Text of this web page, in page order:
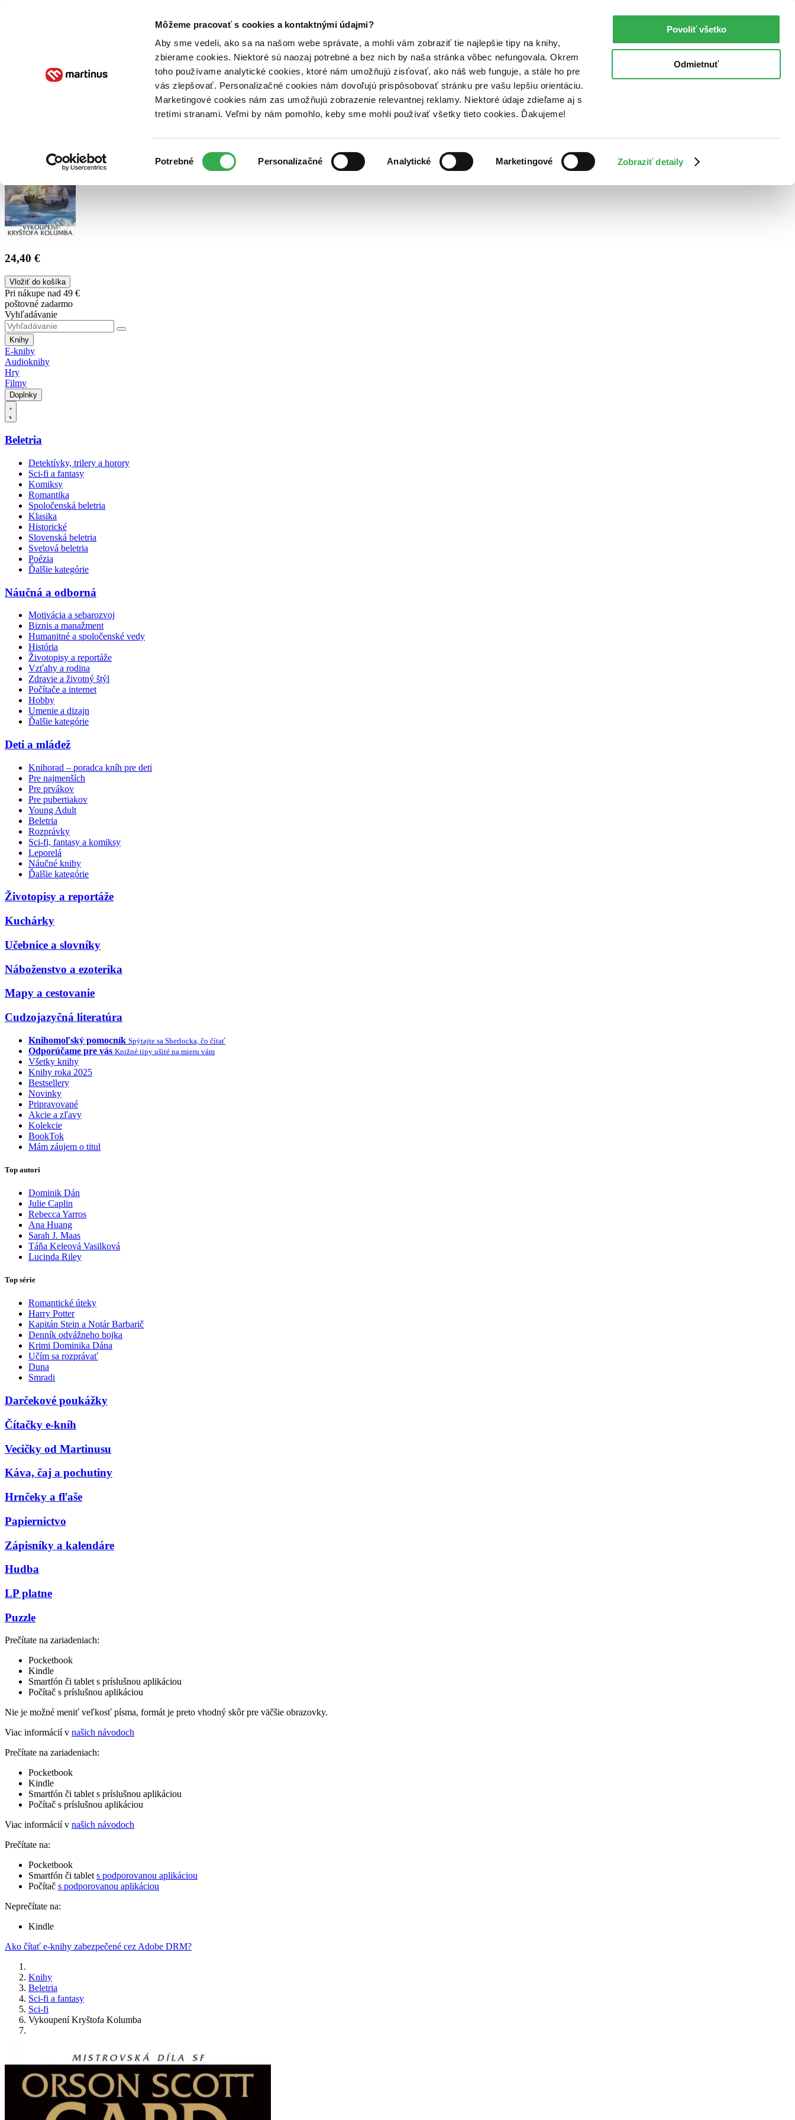
Môžeme pracovať s cookies a kontaktnými údajmi?
Aby sme vedeli, ako sa na našom webe správate, a mohli vám zobraziť tie najlepšie tipy na knihy,
zbierame cookies. Niektoré sú naozaj potrebné a bez nich by naša stránka vôbec nefungovala. Okrem
toho používame analytické cookies, ktoré nám umožňujú zisťovať, ako náš web funguje, a stále ho pre
vás zlepšovať. Personalizačné cookies nám dovoľujú prispôsobovať stránku pre vašu lepšiu orientáciu.
Marketingové cookies nám zas umožňujú zobrazenie relevantnej reklamy. Niektoré údaje zdieľame aj s
tretími stranami. Veľmi by nám pomohlo, keby sme mohli používať všetky tieto cookies. Ďakujeme!
súhlasu
Potrebné Personalizačné Analytické Marketingové Zobraziť detaily
Povoliť všetko
Odmietnuť
Poukážky Kontakt
24,40 €
Vložiť do košíka
Pri nákupe nad 49 €
poštovné zadarmo
Vyhľadávanie
Knihy
E-knihy
Audioknihy
Hry
Filmy
Doplnky
Beletria
Detektívky, trilery a horory
Sci-fi a fantasy
Komiksy
Romantika
Spoločenská beletria
Klasika
Historické
Slovenská beletria
Svetová beletria
Poézia
Ďalšie kategórie
Náučná a odborná
Motivácia a sebarozvoj
Biznis a manažment
Humanitné a spoločenské vedy
História
Životopisy a reportáže
Vzťahy a rodina
Zdravie a životný štýl
Počítače a internet
Hobby
Umenie a dizajn
Ďalšie kategórie
Deti a mládež
Knihorad – poradca kníh pre deti
Pre najmenších
Pre prvákov
Pre pubertiakov
Young Adult
Beletria
Rozprávky
Sci-fi, fantasy a komiksy
Leporelá
Náučné knihy
Ďalšie kategórie
Životopisy a reportáže
Kuchárky
Učebnice a slovníky
Náboženstvo a ezoterika
Mapy a cestovanie
Cudzojazyčná literatúra
Knihomoľský pomocník Spýtajte sa Sherlocka, čo čítať
Odporúčame pre vás Knižné tipy ušité na mieru vám
Všetky knihy
Knihy roka 2025
Bestsellery
Novinky
Pripravované
Akcie a zľavy
Kolekcie
BookTok
Mám záujem o titul
Top autori
Dominik Dán
Julie Caplin
Rebecca Yarros
Ana Huang
Sarah J. Maas
Táňa Keleová Vasilková
Lucinda Riley
Top série
Romantické úteky
Harry Potter
Kapitán Stein a Notár Barbarič
Denník odvážneho bojka
Krimi Dominika Dána
Učím sa rozprávať
Duna
Smradi
Darčekové poukážky
Čítačky e-kníh
Vecičky od Martinusu
Káva, čaj a pochutiny
Hrnčeky a fľaše
Papiernictvo
Zápisníky a kalendáre
Hudba
LP platne
Puzzle
Prečítate na zariadeniach:
Pocketbook
Kindle
Smartfón či tablet s príslušnou aplikáciou
Počítač s príslušnou aplikáciou
Nie je možné meniť veľkosť písma, formát je preto vhodný skôr pre väčšie obrazovky.
Viac informácií v našich návodoch
Prečítate na zariadeniach:
Pocketbook
Kindle
Smartfón či tablet s príslušnou aplikáciou
Počítač s príslušnou aplikáciou
Viac informácií v našich návodoch
Prečítate na:
Pocketbook
Smartfón či tablet s podporovanou aplikáciou
Počítač s podporovanou aplikáciou
Neprečítate na:
Kindle
Ako čítať e-knihy zabezpečené cez Adobe DRM?
Knihy
Beletria
Sci-fi a fantasy
Sci-fi
Vykoupení Kryštofa Kolumba